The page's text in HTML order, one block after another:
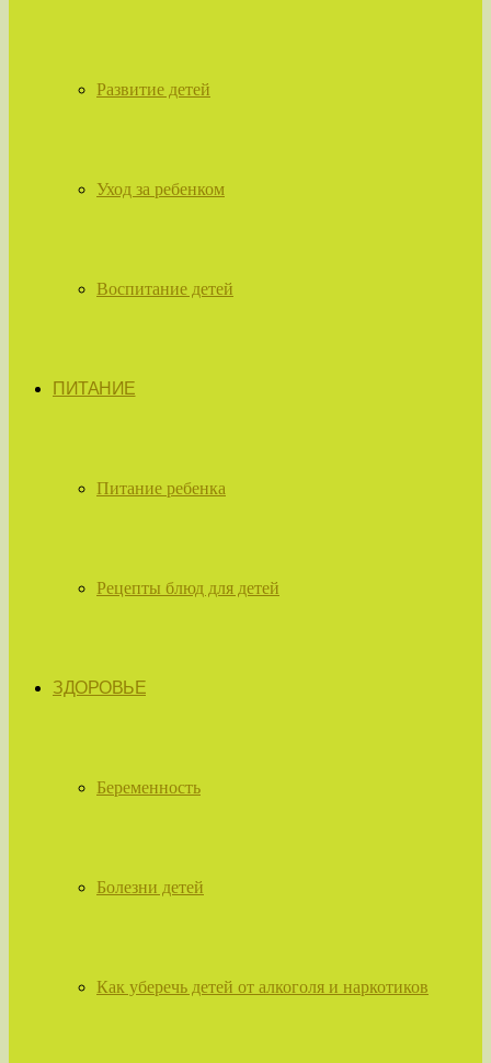
Развитие детей
Уход за ребенком
Воспитание детей
ПИТАНИЕ
Питание ребенка
Рецепты блюд для детей
ЗДОРОВЬЕ
Беременность
Болезни детей
Как уберечь детей от алкоголя и наркотиков